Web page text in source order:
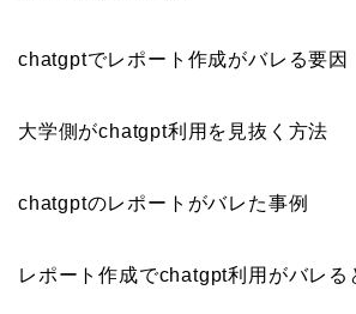
chatgptでレポート作成がバレる要因
大学側がchatgpt利用を見抜く方法
chatgptのレポートがバレた事例
レポート作成でchatgpt利用がバレる